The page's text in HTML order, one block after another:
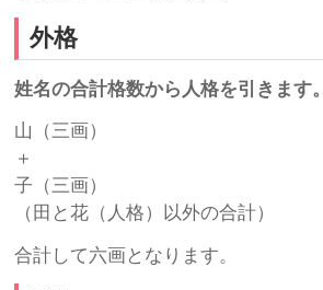
外格
姓名の合計格数から人格を引きます。
山（三画）
＋
子（三画）
（田と花（人格）以外の合計）
合計して六画となります。